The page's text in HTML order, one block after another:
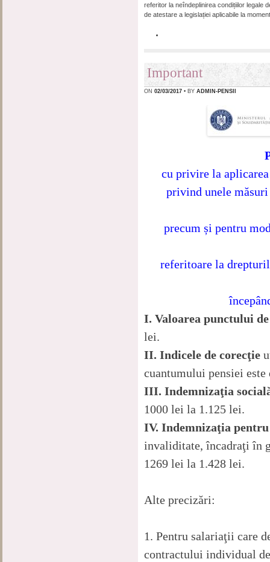
referitor la neîndeplinirea condițiilor legale
de atestare a legislației aplicabile la
Important
ON02/03/2017 • BYADMIN-PENSII
cu privire la
privind unele
precum și pentru
referitoare la
I. Valoarea punctului de
lei.
II. Indicele de corecţie
cuantumului pensiei este
III. Indemnizaţia
1000 lei la 1.125 lei.
IV. Indemnizaţia
invaliditate, încadraţi în
1269 lei la 1.428 lei.
Alte precizări:
1. Pentru salariaţii care
contractului individual